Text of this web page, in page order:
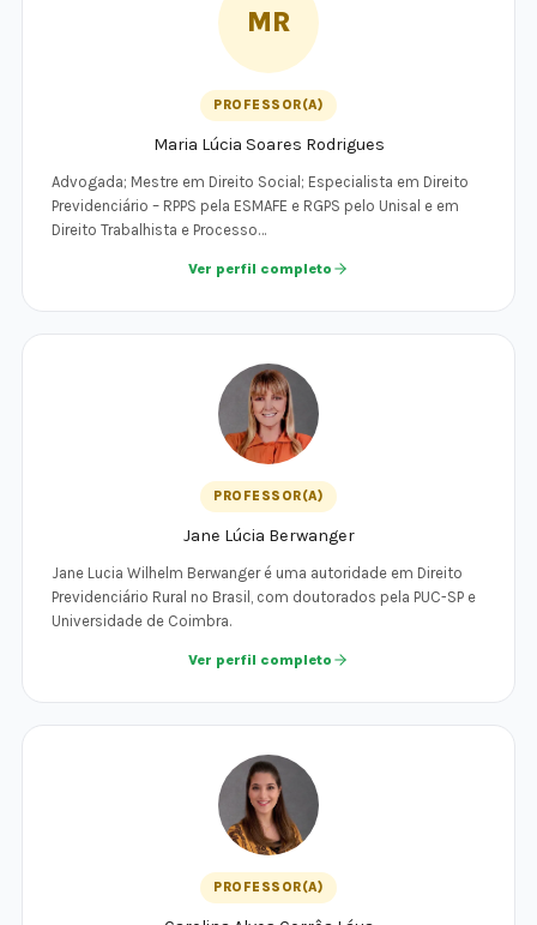
MR
PROFESSOR(A)
Maria Lúcia Soares Rodrigues
Advogada; Mestre em Direito Social; Especialista em Direito
Previdenciário – RPPS pela ESMAFE e RGPS pelo Unisal e em
Direito Trabalhista e Processo…
Ver perfil completo
PROFESSOR(A)
Jane Lúcia Berwanger
Jane Lucia Wilhelm Berwanger é uma autoridade em Direito
Previdenciário Rural no Brasil, com doutorados pela PUC-SP e
Universidade de Coimbra.
Ver perfil completo
PROFESSOR(A)